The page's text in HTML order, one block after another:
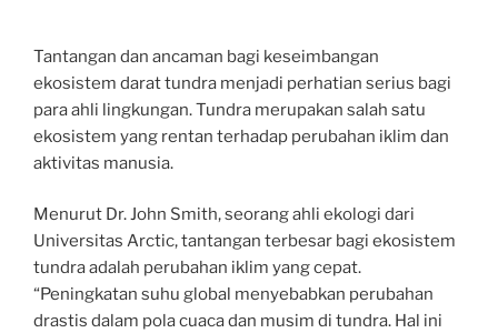
Tantangan dan ancaman bagi keseimbangan
ekosistem darat tundra menjadi perhatian serius bagi
para ahli lingkungan. Tundra merupakan salah satu
ekosistem yang rentan terhadap perubahan iklim dan
aktivitas manusia.
Menurut Dr. John Smith, seorang ahli ekologi dari
Universitas Arctic, tantangan terbesar bagi ekosistem
tundra adalah perubahan iklim yang cepat.
“Peningkatan suhu global menyebabkan perubahan
drastis dalam pola cuaca dan musim di tundra. Hal ini